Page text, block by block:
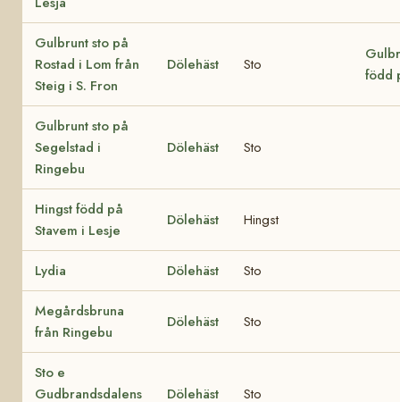
Gulbrunt sto på
Rostad i Lom från
Steig i S. Fron
Dölehäst Sto
född
Gulbrunt sto på
Segelstad i
Ringebu
Dölehäst Sto
Hingst född på
Stavem i Lesje
Dölehäst Hingst
Lydia Dölehäst Sto
Megårdsbruna
från Ringebu
Dölehäst Sto
Sto e
Gudbrandsdalens
Dölehäst Sto